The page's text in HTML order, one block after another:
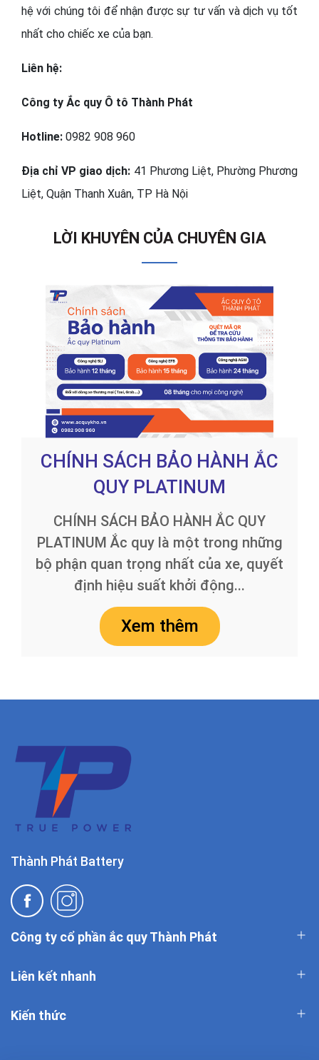
hệ với chúng tôi để nhận được sự tư vấn và dịch vụ tốt
nhất cho chiếc xe của bạn.
Liên hệ:
Công ty Ắc quy Ô tô Thành Phát
Hotline: 0982 908 960
Địa chỉ VP giao dịch: 41 Phương Liệt, Phường Phương
Liệt, Quận Thanh Xuân, TP Hà Nội
LỜI KHUYÊN CỦA CHUYÊN GIA
CHÍNH SÁCH BẢO HÀNH ẮC
QUY PLATINUM
CHÍNH SÁCH BẢO HÀNH ẮC QUY
PLATINUM Ắc quy là một trong những
bộ phận quan trọng nhất của xe, quyết
định hiệu suất khởi động...
Xem thêm
Thành Phát Battery
Công ty cổ phần ắc quy Thành Phát
Liên kết nhanh
Kiến thức